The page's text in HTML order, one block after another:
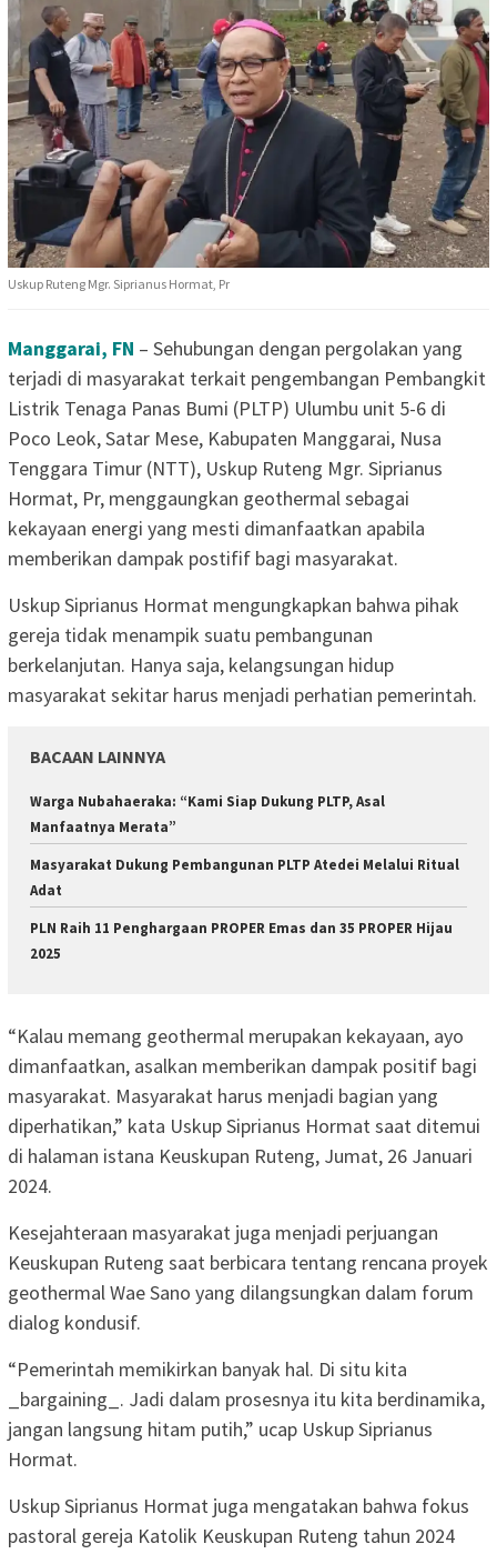
Uskup Ruteng Mgr. Siprianus Hormat, Pr
Manggarai, FN – Sehubungan dengan pergolakan yang
terjadi di masyarakat terkait pengembangan Pembangkit
Listrik Tenaga Panas Bumi (PLTP) Ulumbu unit 5-6 di
Poco Leok, Satar Mese, Kabupaten Manggarai, Nusa
Tenggara Timur (NTT), Uskup Ruteng Mgr. Siprianus
Hormat, Pr, menggaungkan geothermal sebagai
kekayaan energi yang mesti dimanfaatkan apabila
memberikan dampak postifif bagi masyarakat.
Uskup Siprianus Hormat mengungkapkan bahwa pihak
gereja tidak menampik suatu pembangunan
berkelanjutan. Hanya saja, kelangsungan hidup
masyarakat sekitar harus menjadi perhatian pemerintah.
BACAAN LAINNYA
Warga Nubahaeraka: “Kami Siap Dukung PLTP, Asal
Manfaatnya Merata”
Masyarakat Dukung Pembangunan PLTP Atedei Melalui Ritual
Adat
PLN Raih 11 Penghargaan PROPER Emas dan 35 PROPER Hijau
2025
“Kalau memang geothermal merupakan kekayaan, ayo
dimanfaatkan, asalkan memberikan dampak positif bagi
masyarakat. Masyarakat harus menjadi bagian yang
diperhatikan,” kata Uskup Siprianus Hormat saat ditemui
di halaman istana Keuskupan Ruteng, Jumat, 26 Januari
2024.
Kesejahteraan masyarakat juga menjadi perjuangan
Keuskupan Ruteng saat berbicara tentang rencana proyek
geothermal Wae Sano yang dilangsungkan dalam forum
dialog kondusif.
“Pemerintah memikirkan banyak hal. Di situ kita
_bargaining_. Jadi dalam prosesnya itu kita berdinamika,
jangan langsung hitam putih,” ucap Uskup Siprianus
Hormat.
Uskup Siprianus Hormat juga mengatakan bahwa fokus
pastoral gereja Katolik Keuskupan Ruteng tahun 2024